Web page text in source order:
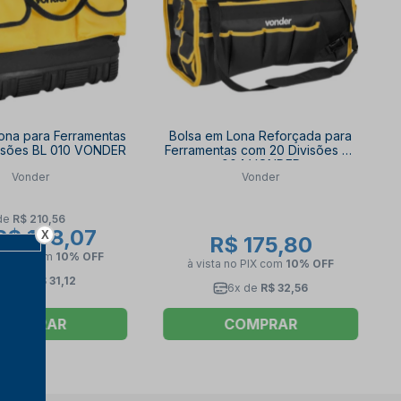
para Ferramentas
BL 010 VONDER
Vonder
R$ 210,56
168,07
com 10% OFF
R$ 31,12
COMPRAR
Bolsa em Lona Reforçada para
Ferramentas com 20 Divisões BL
004 VONDER
Vonder
R$ 175,80
à vista no PIX com 10% OFF
6x de R$ 32,56
COMPRAR
X